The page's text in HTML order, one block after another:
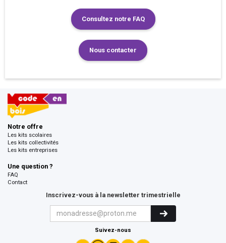
Consultez notre FAQ
Nous contacter
Notre offre
Les kits scolaires
Les kits collectivités
Les kits entreprises
Une question ?
FAQ
Contact
Inscrivez-vous à la newsletter trimestrielle
Suivez-nous